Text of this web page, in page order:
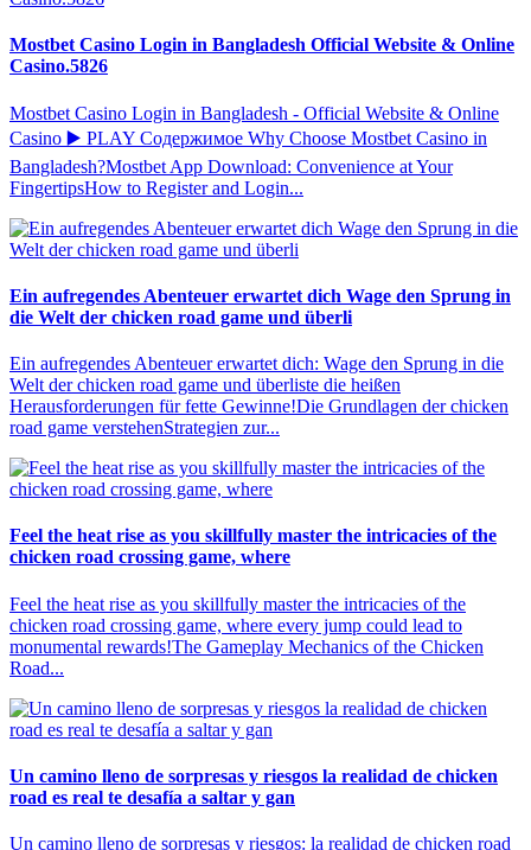
Mostbet Casino Login in Bangladesh Official Website & Online
Casino.5826
Mostbet Casino Login in Bangladesh - Official Website & Online
Casino ▶️ PLAY Содержимое Why Choose Mostbet Casino in
Bangladesh?Mostbet App Download: Convenience at Your
FingertipsHow to Register and Login...
Ein aufregendes Abenteuer erwartet dich Wage den Sprung in
die Welt der chicken road game und überli
Ein aufregendes Abenteuer erwartet dich: Wage den Sprung in die
Welt der chicken road game und überliste die heißen
Herausforderungen für fette Gewinne!Die Grundlagen der chicken
road game verstehenStrategien zur...
Feel the heat rise as you skillfully master the intricacies of the
chicken road crossing game, where
Feel the heat rise as you skillfully master the intricacies of the
chicken road crossing game, where every jump could lead to
monumental rewards!The Gameplay Mechanics of the Chicken
Road...
Un camino lleno de sorpresas y riesgos la realidad de chicken
road es real te desafía a saltar y gan
Un camino lleno de sorpresas y riesgos: la realidad de chicken road